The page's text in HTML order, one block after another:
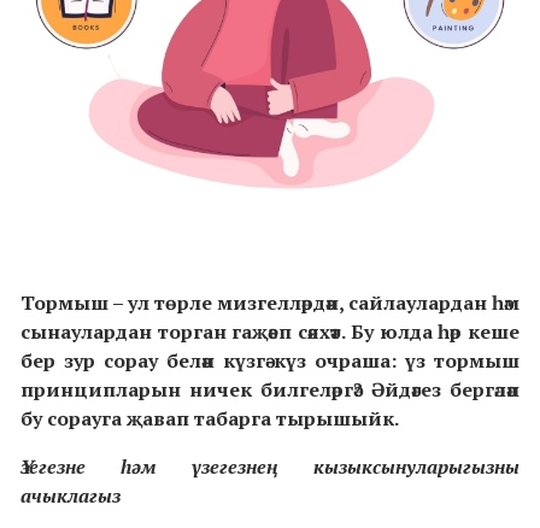
Тормыш–ул төрле мизгелләрдән, сайлаулардан һәм
сынаулардан торган гаҗәеп сәяхәт. Бу юлда һәр кеше
бер зур сорау белән күзгә-күз очраша: үз тормыш
принципларын ничек билгеләргә? Әйдәгез бергәләп
бу сорауга җавап табарга тырышыйк.
Үзегезне һәм үзегезнең кызыксынуларыгызны
ачыклагыз